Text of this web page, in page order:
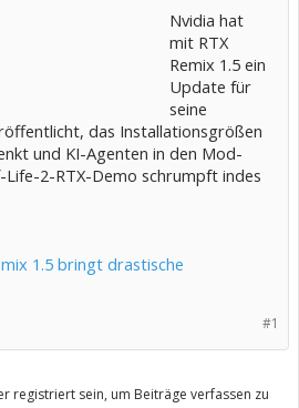
Nvidia hat
mit RTX
Remix 1.5 ein
Update für
seine
das Installationsgrößen
und KI-Agenten in den Mod-
Life-2-RTX-Demo schrumpft indes
1.5 bringt drastische
#1
registriert sein, um Beiträge verfassen zu